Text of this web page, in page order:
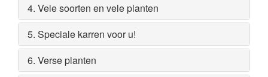
4. Vele soorten en vele planten
5. Speciale karren voor u!
6. Verse planten